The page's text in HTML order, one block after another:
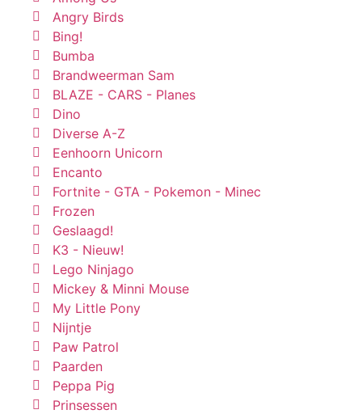
Angry Birds
Bing!
Bumba
Brandweerman Sam
BLAZE - CARS - Planes
Dino
Diverse A-Z
Eenhoorn Unicorn
Encanto
Fortnite - GTA - Pokemon - Minec
Frozen
Geslaagd!
K3 - Nieuw!
Lego Ninjago
Mickey & Minni Mouse
My Little Pony
Nijntje
Paw Patrol
Paarden
Peppa Pig
Prinsessen